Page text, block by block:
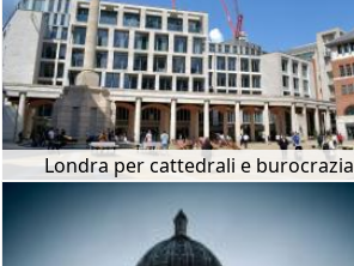
Londra per cattedrali e burocrazia